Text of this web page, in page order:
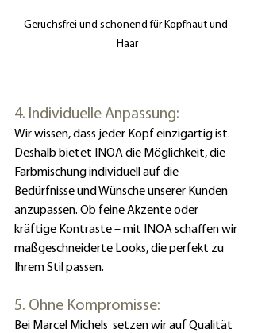
Geruchsfrei und schonend für Kopfhaut und
Haar
4. Individuelle Anpassung:
Wir wissen, dass jeder Kopf einzigartig ist.
Deshalb bietet INOA die Möglichkeit, die
Farbmischung individuell auf die
Bedürfnisse und Wünsche unserer Kunden
anzupassen. Ob feine Akzente oder
kräftige Kontraste – mit INOA schaffen wir
maßgeschneiderte Looks, die perfekt zu
Ihrem Stil passen.
5. Ohne Kompromisse:
Bei Marcel Michels  setzen wir auf Qualität